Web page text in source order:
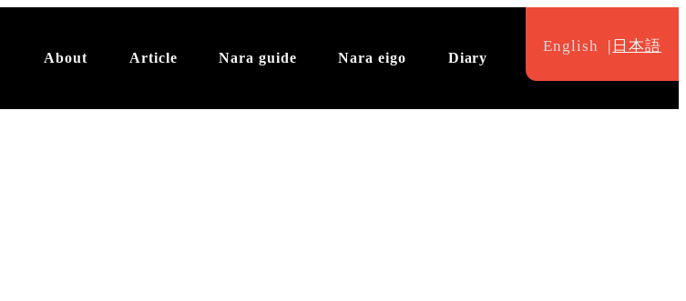
About Article Nara guide Nara eigo Diary
English 日本語